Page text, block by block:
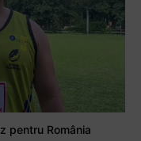
pentru România